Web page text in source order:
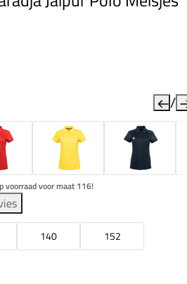
/
voorraad voor maat 116!
140
152